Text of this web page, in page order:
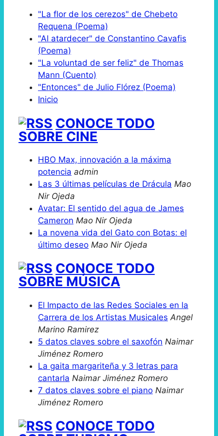
"La flor de los cerezos" de Chebeto
Requena (Poema)
"Al atardecer" de Constantino Cavafis
(Poema)
"La voluntad de ser feliz" de Thomas
Mann (Cuento)
"Entonces" de Julio Flórez (Poema)
Inicio
CONOCE TODO
SOBRE CINE
HBO Max, innovación a la máxima
potencia admin
Las 3 últimas películas de Drácula Mao
Nir Ojeda
Avatar: El sentido del agua de James
Cameron Mao Nir Ojeda
La novena vida del Gato con Botas: el
último deseo Mao Nir Ojeda
CONOCE TODO
SOBRE MÚSICA
El Impacto de las Redes Sociales en la
Carrera de los Artistas Musicales Angel
Marino Ramirez
5 datos claves sobre el saxofón Naimar
Jiménez Romero
La gaita margariteña y 3 letras para
cantarla Naimar Jiménez Romero
7 datos claves sobre el piano Naimar
Jiménez Romero
CONOCE TODO